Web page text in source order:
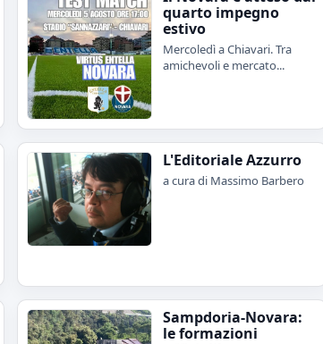
quarto impegno
estivo
Mercoledì a Chiavari. Tra
amichevoli e mercato...
L'Editoriale Azzurro
a cura di Massimo Barbero
Sampdoria-Novara:
le formazioni